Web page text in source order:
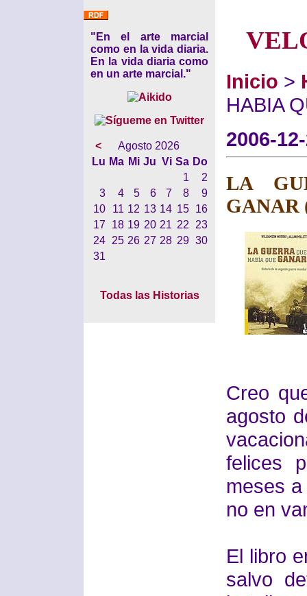
"En el arte marcial
como en la vida diaria.
En la vida diaria como
en un arte marcial."
<
Agosto 2026
Lu Ma Mi Ju Vi Sa Do
1
2
3
4 5 6 7 8
9
10
11 12 13 14 15
16
17
18 19 20 21 22
23
24
25 26 27 28 29 30
31
Todas las Historias
Inicio >
HABIA
2006-
LA
GANAR
Creo
agosto
felices
meses
no en
El libro
salvo